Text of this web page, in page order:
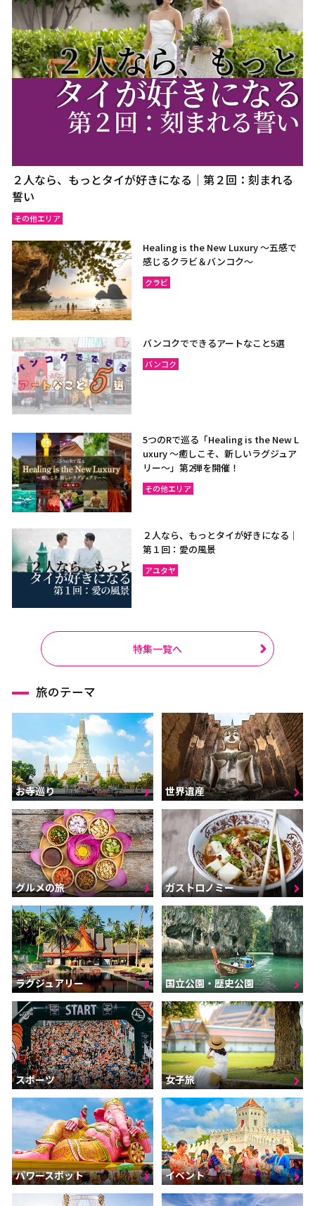
２人なら、もっとタイが好きになる｜第２回：刻まれる
誓い
その他エリア
Healing is the New Luxury ～五感で
感じるクラビ＆バンコク～
クラビ
バンコクでできるアートなこと5選
バンコク
5つのRで巡る「Healing is the New L
uxury ～癒しこそ、新しいラグジュア
リー〜」第2弾を開催！
その他エリア
２人なら、もっとタイが好きになる｜
第１回：愛の風景
アユタヤ
特集一覧へ
旅のテーマ
お寺巡り 世界遺産
グルメの旅 ガストロノミー
ラグジュアリー 国立公園・歴史公園
スポーツ 女子旅
パワースポット イベント